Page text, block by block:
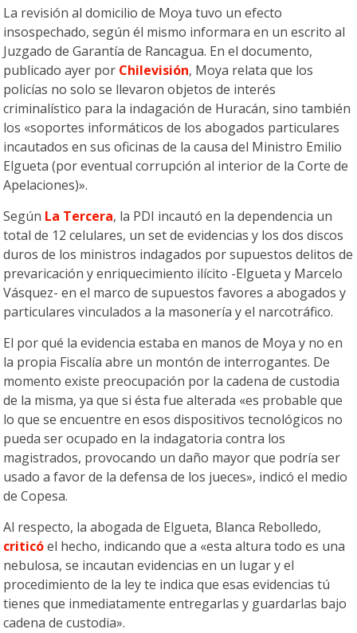
La revisión al domicilio de Moya tuvo un efecto
insospechado, según él mismo informara en un escrito al
Juzgado de Garantía de Rancagua. En el documento,
publicado ayer por Chilevisión, Moya relata que los
policías no solo se llevaron objetos de interés
criminalístico para la indagación de Huracán, sino también
los «soportes informáticos de los abogados particulares
incautados en sus oficinas de la causa del Ministro Emilio
Elgueta (por eventual corrupción al interior de la Corte de
Apelaciones)».
Según La Tercera, la PDI incautó en la dependencia un
total de 12 celulares, un set de evidencias y los dos discos
duros de los ministros indagados por supuestos delitos de
prevaricación y enriquecimiento ilícito -Elgueta y Marcelo
Vásquez- en el marco de supuestos favores a abogados y
particulares vinculados a la masonería y el narcotráfico.
El por qué la evidencia estaba en manos de Moya y no en
la propia Fiscalía abre un montón de interrogantes. De
momento existe preocupación por la cadena de custodia
de la misma, ya que si ésta fue alterada «es probable que
lo que se encuentre en esos dispositivos tecnológicos no
pueda ser ocupado en la indagatoria contra los
magistrados, provocando un daño mayor que podría ser
usado a favor de la defensa de los jueces», indicó el medio
de Copesa.
Al respecto, la abogada de Elgueta, Blanca Rebolledo,
criticóel hecho, indicando que a «esta altura todo es una
nebulosa, se incautan evidencias en un lugar y el
procedimiento de la ley te indica que esas evidencias tú
tienes que inmediatamente entregarlas y guardarlas bajo
cadena de custodia».